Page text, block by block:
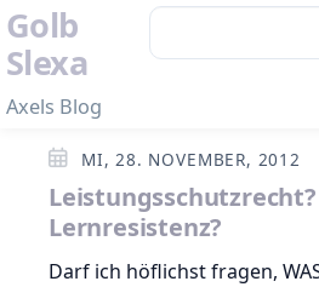
Golb
Slexa
Axels Blog
MI, 28. NOVEMBER, 2012
Leistungsschutzrecht?
Lernresistenz?
Darf ich höflichst fragen,